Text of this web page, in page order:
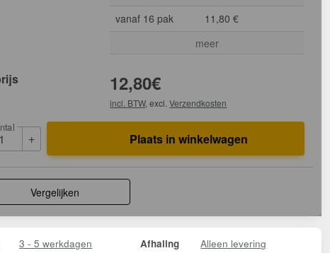
vanaf 16 pak
11,80 €
meer
12,80€
incl. BTW, excl.Verzendkosten
+ Plaats in winkelwagen
Vergelijken
3 - 5 werkdagen Afhaling Alleen levering